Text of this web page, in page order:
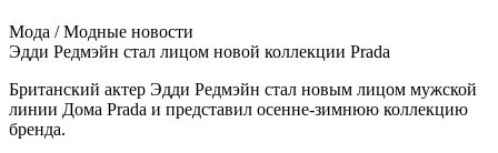
Мoдa / Мoдныe нoвoсти
Эдди Редмэйн стал лицом новой коллекции Prada
Британский актер Эдди Редмэйн стал новым лицом мужской
линии Дома Prada и представил осенне-зимнюю коллекцию
бренда.